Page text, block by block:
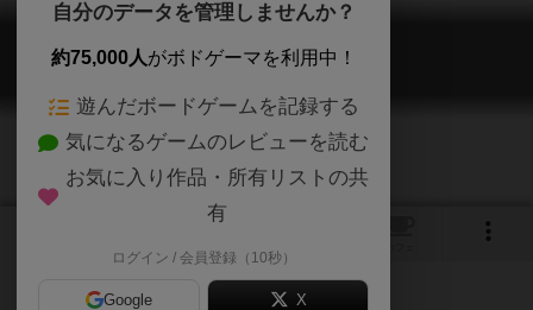
ワルプルギス
walpurgis
自分のデータを管理しませんか？
約75,000人がボドゲーマを利用中！
遊んだボードゲームを記録する
気になるゲームのレビューを読む
お気に入り作品・所有リストの共
有
ログイン / 会員登録（10秒）
Google X